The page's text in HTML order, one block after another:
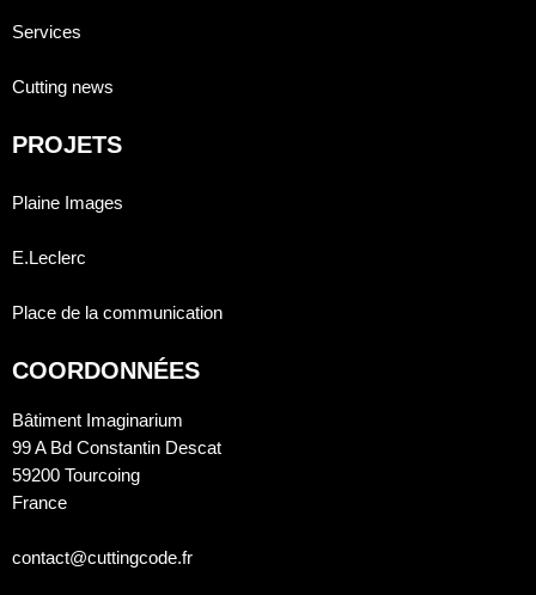
Services
Cutting news
PROJETS
Plaine Images
E.Leclerc
Place de la communication
COORDONNÉES
Bâtiment Imaginarium
99 A Bd Constantin Descat
59200 Tourcoing
France
contact@cuttingcode.fr